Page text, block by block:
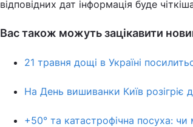
відповідних дат інформація буде
Вас також можуть зацікавити
21 травня дощі в Україні
На День вишиванки Київ розігріє
+50° та катастрофічна посуха: